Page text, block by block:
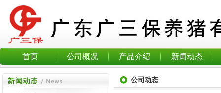
首页 公司概况 产品介绍 新闻动态
公司动态